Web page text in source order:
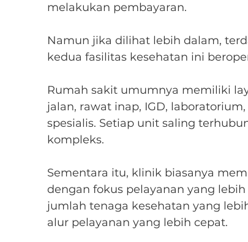
melakukan pembayaran.
Namun jika dilihat lebih dalam,
kedua fasilitas kesehatan ini
Rumah sakit umumnya memiliki
jalan, rawat inap, IGD,
spesialis. Setiap unit saling
kompleks.
Sementara itu, klinik biasanya
dengan fokus pelayanan yang
jumlah tenaga kesehatan yang
alur pelayanan yang lebih cepat.